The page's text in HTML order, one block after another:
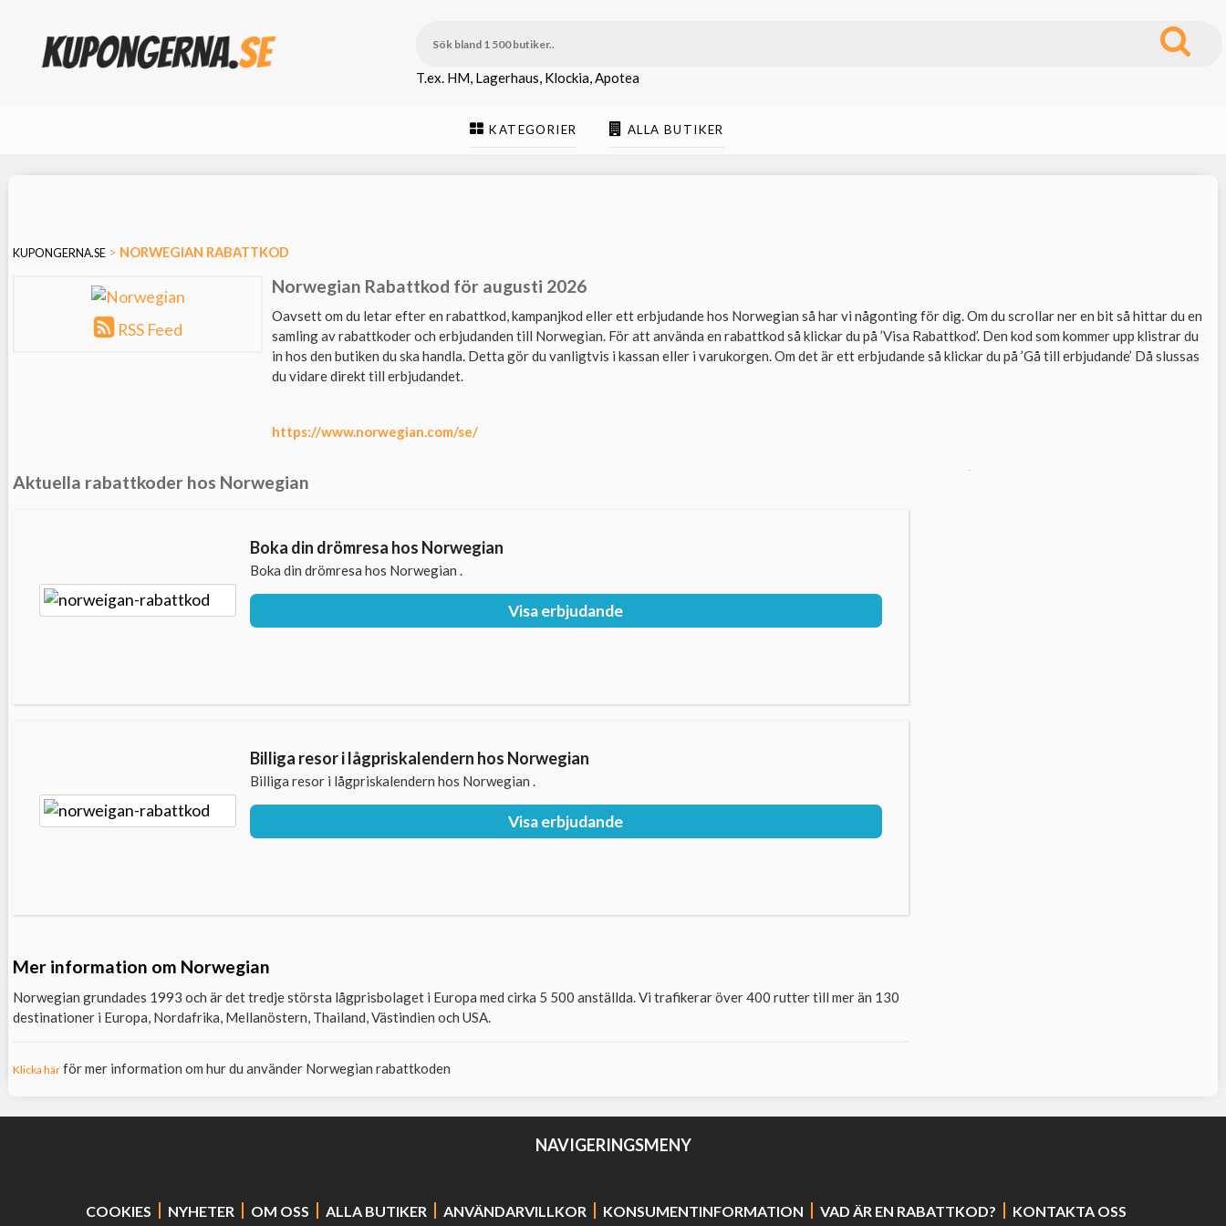
T.ex. HM, Lagerhaus, Klockia, Apotea
KATEGORIER ALLA BUTIKER
KUPONGERNA.SE > NORWEGIAN RABATTKOD
RSS Feed
Norwegian Rabattkod för augusti 2026
Oavsett om du letar efter en rabattkod, kampanjkod eller ett erbjudande hos Norwegian så har vi någonting för dig. Om du scrollar ner en bit så hittar du en
samling av rabattkoder och erbjudanden till Norwegian. För att använda en rabattkod så klickar du på ’Visa Rabattkod’. Den kod som kommer upp klistrar du
in hos den butiken du ska handla. Detta gör du vanligtvis i kassan eller i varukorgen. Om det är ett erbjudande så klickar du på ’Gå till erbjudande’ Då slussas
du vidare direkt till erbjudandet.
https://www.norwegian.com/se/
Aktuella rabattkoder hos Norwegian
Boka din drömresa hos Norwegian
Boka din drömresa hos Norwegian .
Visa erbjudande
Billiga resor i lågpriskalendern hos Norwegian
Billiga resor i lågpriskalendern hos Norwegian .
Visa erbjudande
Mer information om Norwegian
Norwegian grundades 1993 och är det tredje största lågprisbolaget i Europa med cirka 5 500 anställda. Vi trafikerar över 400 rutter till mer än 130
destinationer i Europa, Nordafrika, Mellanöstern, Thailand, Västindien och USA.
Klicka här för mer information om hur du använder Norwegian rabattkoden
NAVIGERINGSMENY
COOKIES NYHETER OM OSS ALLA BUTIKER ANVÄNDARVILLKOR KONSUMENTINFORMATION VAD ÄR EN RABATTKOD? KONTAKTA OSS